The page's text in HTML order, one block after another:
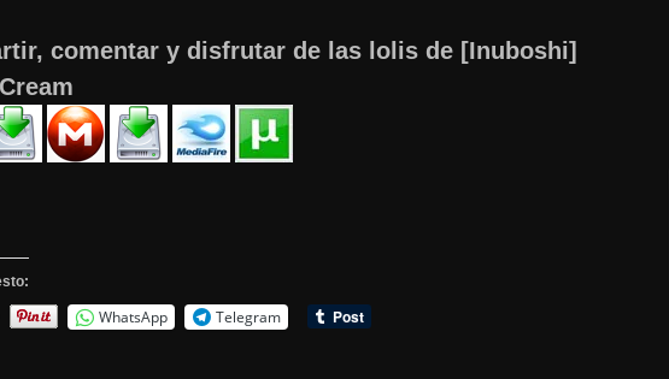
comentar y disfrutar de las lolis de [Inuboshi]
WhatsApp Telegram